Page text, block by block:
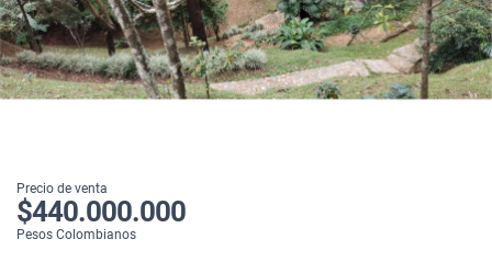
Precio de venta
$440.000.000
Pesos Colombianos